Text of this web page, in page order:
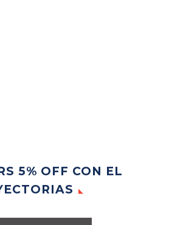
5% OFF CON EL